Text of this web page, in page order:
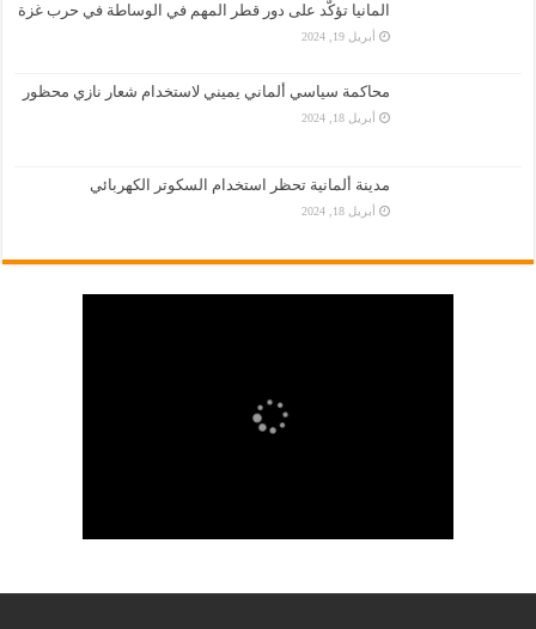
المانيا تؤكّد على دور قطر المهم في الوساطة في حرب غزة
أبريل 19, 2024
محاكمة سياسي ألماني يميني لاستخدام شعار نازي محظور
أبريل 18, 2024
مدينة ألمانية تحظر استخدام السكوتر الكهربائي
أبريل 18, 2024